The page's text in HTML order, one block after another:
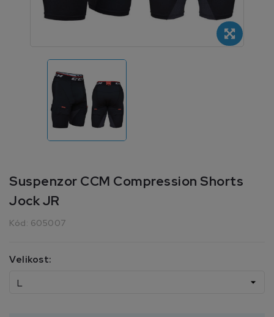
Suspenzor CCM Compression Shorts
Jock JR
Kód: 605007
Velikost: